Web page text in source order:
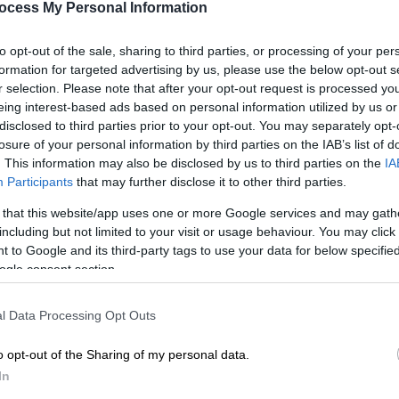
My Personal Information
opt-out of the sale, sharing to third parties, or processing of your
for targeted advertising by us, please use the below opt-out
selection. Please note that after your opt-out request is processed
interest-based ads based on personal information utilized by us
to third parties prior to your opt-out. You may separately
of your personal information by third parties on the IAB’s list of
This information may also be disclosed by us to third parties on the
Participants that may further disclose it to other third parties.
that this website/app uses one or more Google services and may
but not limited to your visit or usage behaviour. You may
to Google and its third-party tags to use your data for below
consent section.
Data Processing Opt Outs
opt-out of the Sharing of my personal data.
έχουμε μέτρα οριζόντια, σε ό,τι αφορά τα
με ποιους τρόπους θα αντιμετωπίσουμε
επίδομα θέρμανσης, κάθε χρόνο (…)
περίμετρο και φέτος δεν θα
ότι καταλαβαίνουμε απαιτήσεις
σε αυτό», είπε ειδικότερα ο κ.
για τηνενεργειακή ακρίβειαθα είναι
οποία παρομοίωσε με την πανδημία, καθώς
προβλήματα και απαιτεί
μετακινήσεις;
ένα «